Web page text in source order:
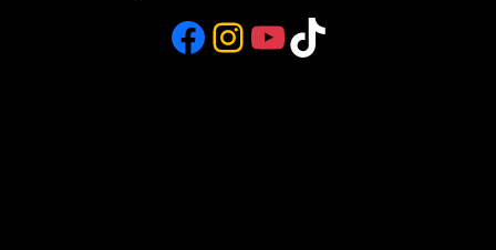
Facebook
Instagram
YouTube
TikTok